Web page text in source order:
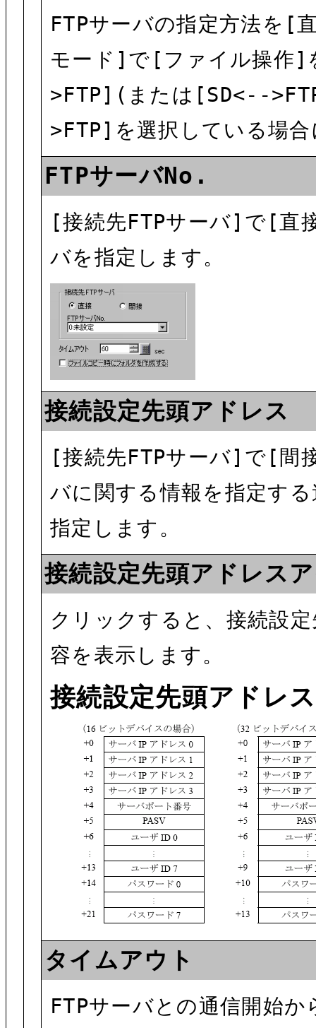
FTPサーバの指定方法を
モード]で[ファイル操作
>FTP](または[SD<--
>FTP]を選択している場
FTPサーバNo.
[接続先FTPサーバ]で[直
バを指定します。
接続設定先頭アドレス
[接続先FTPサーバ]で[間
バに関する情報を指定す
指定します。
接続設定先頭アドレス
クリックすると、接続設
容を表示します。
接続設定先頭アドレス
タイムアウト
FTPサーバとの通信開始